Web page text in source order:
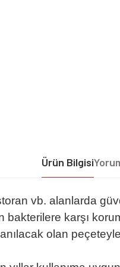
Ürün Bilgisi
vb. alanlarda
bakterilere karşı
olan